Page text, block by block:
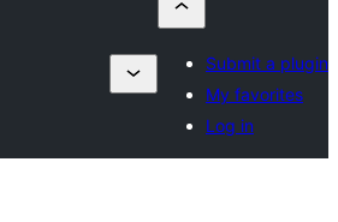
Submit a plugin
My favorites
Log in